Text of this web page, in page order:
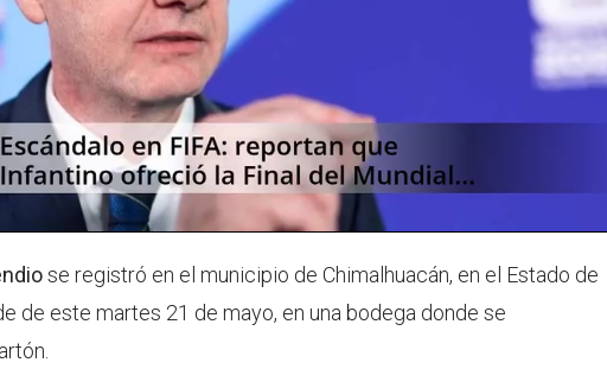
se registró en el municipio de Chimalhuacán, en el Estado de
de este martes 21 de mayo, en una bodega donde se